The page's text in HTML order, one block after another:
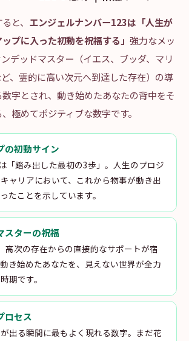
と、 エンジェルナンバー123は「人生が
プに入った初動を祝福する」 強力なメッ
デッドマスター（イエス、ブッダ、マリ
、霊的に高い次元へ到達した存在）の導
字とされ、動き始めたあなたの背中をそ
極めてポジティブな数字です。
の初動サイン
踏み出した最初の3歩」。人生のプロジ
ャリアにおいて、これから物事が動き出
たことを示しています。
スターの祝福
高次の存在からの直接的なサポートが宿
き始めたあなたを、見えない世界が全力
期です。
ロセス
出る瞬間に最もよく現れる数字。まだ花